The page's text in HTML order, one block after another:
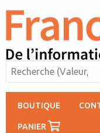
BOUTIQUE
PANIER